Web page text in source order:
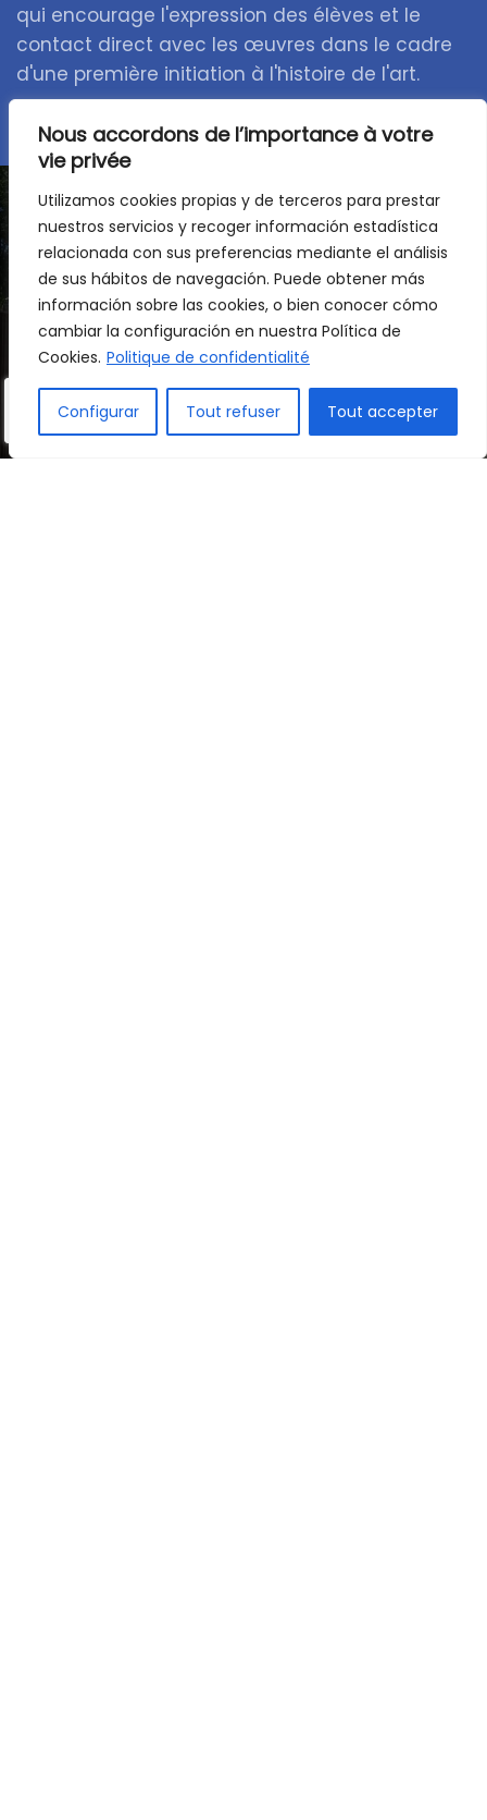
Nous accordons de l’importance à votre
vie privée
Utilizamos cookies propias y de terceros para prestar
nuestros servicios y recoger información estadística
relacionada con sus preferencias mediante el análisis
de sus hábitos de navegación. Puede obtener más
información sobre las cookies, o bien conocer cómo
cambiar la configuración en nuestra Política de
Cookies. Politique de confidentialité
Configurar Tout refuser Tout accepter
qui encourage l'expression des élèves et le
contact direct avec les œuvres dans le cadre
d'une première initiation à l'histoire de l'art.
Une étape pour consolider,
découvrir et avancer
Nous accompagnons votre enfant à un
moment clé pour consolider ses
connaissances, gagner en assurance et
développer son autonomie. Un environnement